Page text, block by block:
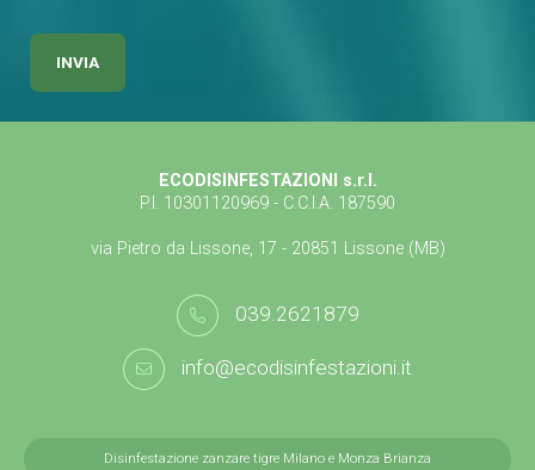
ECODISINFESTAZIONI s.r.l.
P.I. 10301120969 - C.C.I.A. 187590
via Pietro da Lissone, 17 - 20851 Lissone (MB)
039.2621879
info@ecodisinfestazioni.it
Disinfestazione zanzare tigre Milano e Monza Brianza